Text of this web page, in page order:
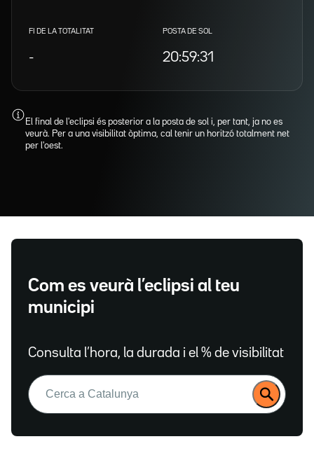
FI DE LA TOTALITAT
-
POSTA DE SOL
20:59:31
El final de l'eclipsi és posterior a la posta de sol i, per tant, ja no es
veurà. Per a una visibilitat òptima, cal tenir un horitzó totalment net
per l'oest.
Com es veurà l’eclipsi al teu
municipi
Consulta l’hora, la durada i el % de visibilitat
Buscar: